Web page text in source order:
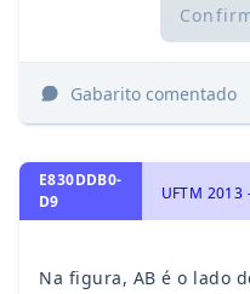
Gabarito comentado
E830DDB0-
D9
Na figura, AB é o lado